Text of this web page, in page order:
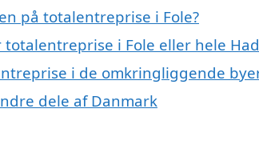
på totalentreprise i Fole?
i Fole eller hele
i de omkringliggende
dele af Danmark